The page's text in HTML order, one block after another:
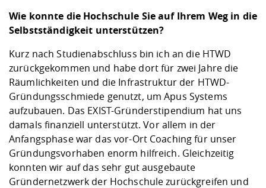
Wie konnte die Hochschule Sie auf Ihrem Weg in die
Selbstständigkeit unterstützen?
Kurz nach Studienabschluss bin ich an die HTWD
zurückgekommen und habe dort für zwei Jahre die
Räumlichkeiten und die Infrastruktur der HTWD-
Gründungsschmiede genutzt, um Apus Systems
aufzubauen. Das EXIST-Gründerstipendium hat uns
damals finanziell unterstützt. Vor allem in der
Anfangsphase war das vor-Ort Coaching für unser
Gründungsvorhaben enorm hilfreich. Gleichzeitig
konnten wir auf das sehr gut ausgebaute
Gründernetzwerk der Hochschule zurückgreifen und